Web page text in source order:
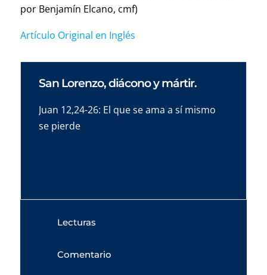
por Benjamín Elcano, cmf)
Artículo Original en Inglés
San Lorenzo, diácono y mártir.
Juan 12,24-26: El que se ama a sí mismo
se pierde
Lecturas
Comentario